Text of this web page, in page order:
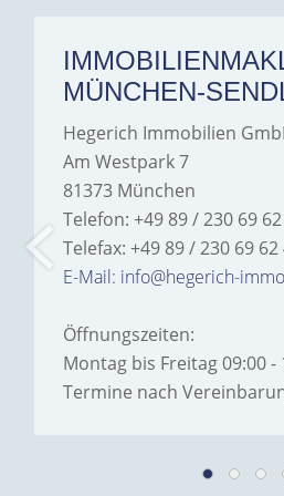
MÜNCHEN-
Hegerich Immobilien
Am Westpark 7
81373 München
Telefon: +49 89 / 230 69
Telefax: +49 89 / 230 69 62
E-Mail: info@hegerich-
Öffnungszeiten:
Montag bis Freitag 09:00 -
Termine nach